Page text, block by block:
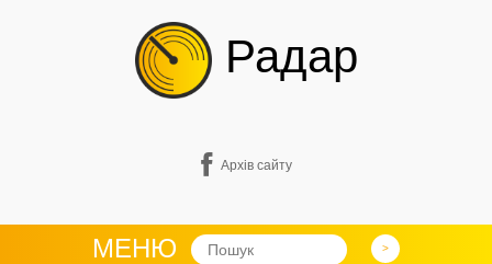
Радар
Архів сайту
МЕНЮ